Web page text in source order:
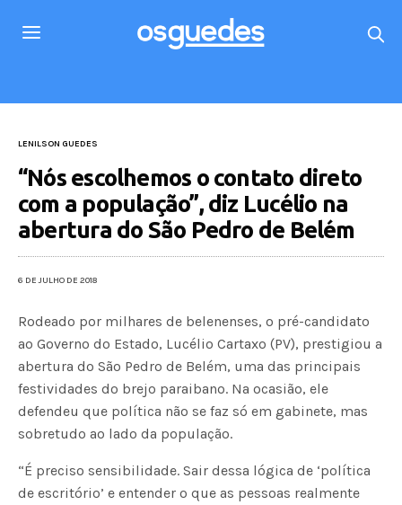
LENILSON GUEDES
“Nós escolhemos o contato direto
com a população”, diz Lucélio na
abertura do São Pedro de Belém
6 DE JULHO DE 2018
Rodeado por milhares de belenenses, o pré-candidato
ao Governo do Estado, Lucélio Cartaxo (PV), prestigiou a
abertura do São Pedro de Belém, uma das principais
festividades do brejo paraibano. Na ocasião, ele
defendeu que política não se faz só em gabinete, mas
sobretudo ao lado da população.
“É preciso sensibilidade. Sair dessa lógica de ‘política
de escritório’ e entender o que as pessoas realmente